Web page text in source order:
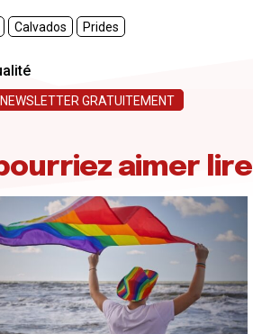
Calvados Prides
GRATUITEMENT
aimer lire